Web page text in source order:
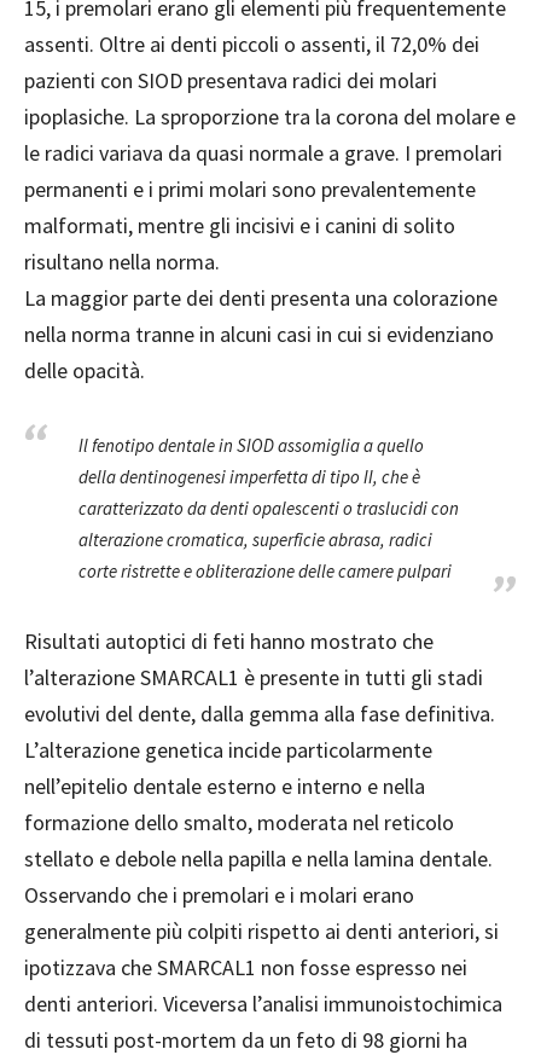
15, i premolari erano gli elementi più frequentemente
assenti. Oltre ai denti piccoli o assenti, il 72,0% dei
pazienti con SIOD presentava radici dei molari
ipoplasiche. La sproporzione tra la corona del molare e
le radici variava da quasi normale a grave. I premolari
permanenti e i primi molari sono prevalentemente
malformati, mentre gli incisivi e i canini di solito
risultano nella norma.
La maggior parte dei denti presenta una colorazione
nella norma tranne in alcuni casi in cui si evidenziano
delle opacità.
Il fenotipo dentale in SIOD assomiglia a quello
della dentinogenesi imperfetta di tipo II, che è
caratterizzato da denti opalescenti o traslucidi con
alterazione cromatica, superficie abrasa, radici
corte ristrette e obliterazione delle camere pulpari
Risultati autoptici di feti hanno mostrato che
l’alterazione SMARCAL1 è presente in tutti gli stadi
evolutivi del dente, dalla gemma alla fase definitiva.
L’alterazione genetica incide particolarmente
nell’epitelio dentale esterno e interno e nella
formazione dello smalto, moderata nel reticolo
stellato e debole nella papilla e nella lamina dentale.
Osservando che i premolari e i molari erano
generalmente più colpiti rispetto ai denti anteriori, si
ipotizzava che SMARCAL1 non fosse espresso nei
denti anteriori. Viceversa l’analisi immunoistochimica
di tessuti post-mortem da un feto di 98 giorni ha